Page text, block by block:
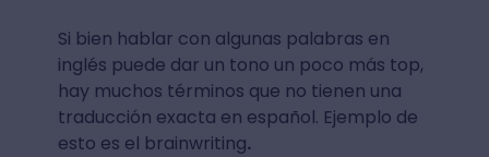
Si bien hablar con algunas palabras en
inglés puede dar un tono un poco más top,
hay muchos términos que no tienen una
traducción exacta en español. Ejemplo de
esto es el brainwriting.